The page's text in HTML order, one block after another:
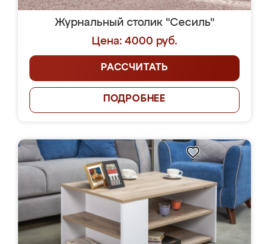
Журнальный столик "Сесиль"
Цена: 4000 руб.
РАССЧИТАТЬ
ПОДРОБНЕЕ